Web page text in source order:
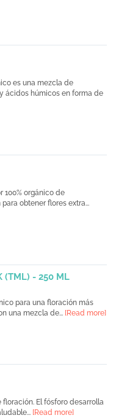
es una mezcla de
ácidos húmicos en forma de
100% orgánico de
obtener flores extra...
(TML) - 250 ML
para una floración más
una mezcla de... [Read more]
El fósforo desarrolla
[Read more]